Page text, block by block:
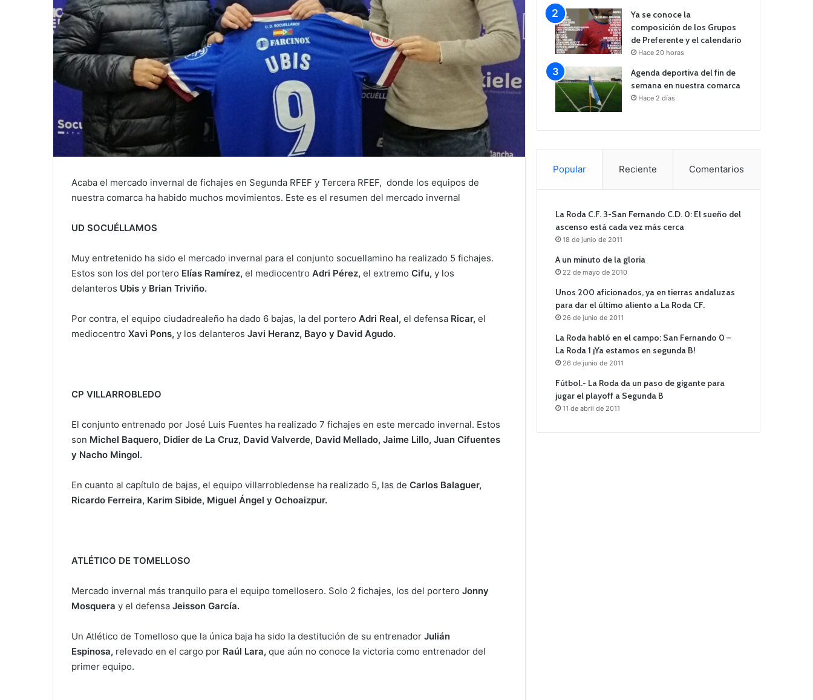
Acaba el mercado invernal de fichajes en Segunda RFEF y Tercera RFEF, donde los equipos de
nuestra comarca ha habido muchos movimientos. Este es el resumen del mercado invernal
UD SOCUÉLLAMOS
Muy entretenido ha sido el mercado invernal para el conjunto socuellamino ha realizado 5 fichajes.
Estos son los del portero Elías Ramírez, el mediocentro Adri Pérez, el extremo Cifu, y los
delanteros Ubis y Brian Triviño.
Por contra, el equipo ciudadrealeño ha dado 6 bajas, la del portero Adri Real, el defensa Ricar, el
mediocentro Xavi Pons, y los delanteros Javi Heranz, Bayo y David Agudo.
CP VILLARROBLEDO
El conjunto entrenado por José Luis Fuentes ha realizado 7 fichajes en este mercado invernal. Estos
son Michel Baquero, Didier de La Cruz, David Valverde, David Mellado, Jaime Lillo, Juan Cifuentes
y Nacho Mingol.
En cuanto al capítulo de bajas, el equipo villarrobledense ha realizado 5, las de Carlos Balaguer,
Ricardo Ferreira, Karim Sibide, Miguel Ángel y Ochoaizpur.
ATLÉTICO DE TOMELLOSO
Mercado invernal más tranquilo para el equipo tomellosero. Solo 2 fichajes, los del portero Jonny
Mosquera y el defensa Jeisson García.
Un Atlético de Tomelloso que la única baja ha sido la destitución de su entrenador Julián
Espinosa, relevado en el cargo por Raúl Lara, que aún no conoce la victoria como entrenador del
primer equipo.
Ya se conoce la
composición de los Grupos
de Preferente y el calendario
Hace 20 horas
Agenda deportiva del fin de
semana en nuestra comarca
Hace 2 días
Popular Reciente Comentarios
La Roda C.F. 3-San Fernando C.D. 0: El sueño del
ascenso está cada vez más cerca
18 de junio de 2011
A un minuto de la gloria
22 de mayo de 2010
Unos 200 aficionados, ya en tierras andaluzas
para dar el último aliento a La Roda CF.
26 de junio de 2011
La Roda habló en el campo: San Fernando 0 –
La Roda 1 ¡Ya estamos en segunda B!
26 de junio de 2011
Fútbol.- La Roda da un paso de gigante para
jugar el playoff a Segunda B
11 de abril de 2011